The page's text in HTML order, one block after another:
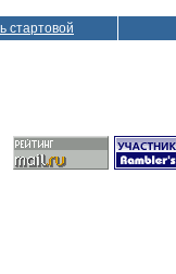
стартовой